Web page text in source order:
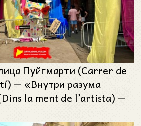
Пуйгмарти (Carrer de
— «Внутри разума
la ment de l’artista) —